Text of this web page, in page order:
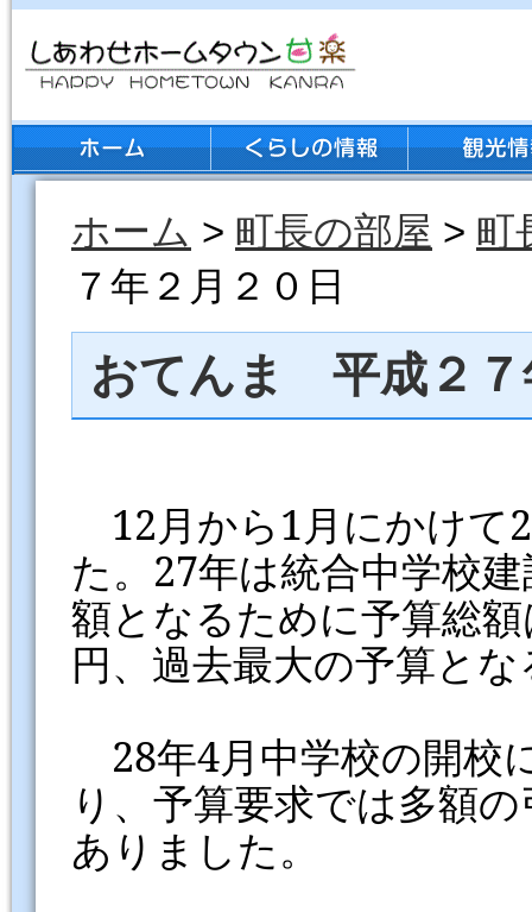
ホーム > 町長の部屋 > 町
７年２月２０日
おてんま 平成２７
12月から1月にかけて
た。27年は統合中学校
額となるために予算総
円、過去最大の予算と
28年4月中学校の開校
り、予算要求では多額
ありました。